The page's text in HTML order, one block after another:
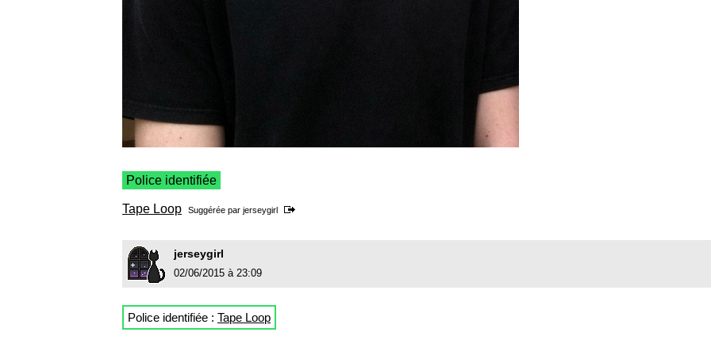
Police identifiée
Tape Loop Suggérée par jerseygirl
jerseygirl
02/06/2015 à 23:09
Police identifiée : Tape Loop